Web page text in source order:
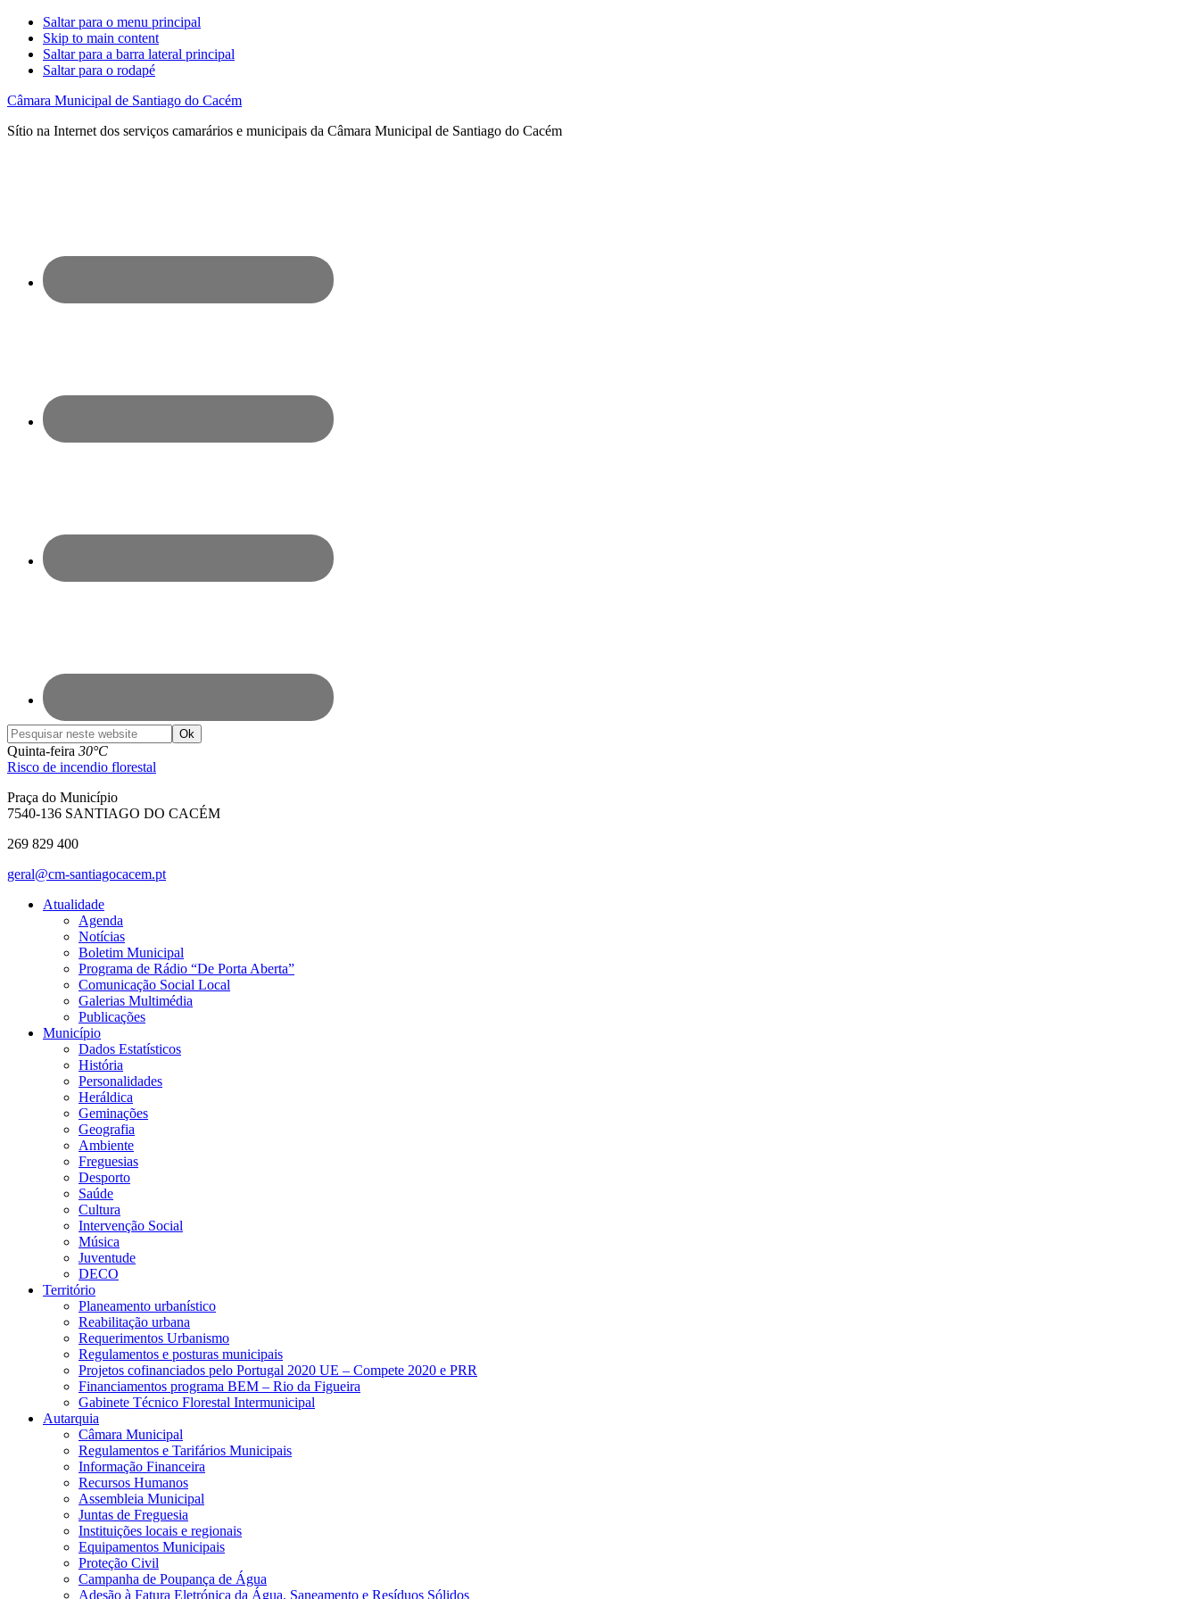
Saltar para o menu principal
Skip to main content
Saltar para a barra lateral principal
Saltar para o rodapé
Câmara Municipal de Santiago do Cacém
Sítio na Internet dos serviços camarários e municipais da Câmara Municipal de Santiago do Cacém
Pesquisar
neste
website
Quinta-feira 30°C
Risco de incendio florestal
Praça do Município
7540-136 SANTIAGO DO CACÉM
269 829 400
geral@cm-santiagocacem.pt
Atualidade
Agenda
Notícias
Boletim Municipal
Programa de Rádio “De Porta Aberta”
Comunicação Social Local
Galerias Multimédia
Publicações
Município
Dados Estatísticos
História
Personalidades
Heráldica
Geminações
Geografia
Ambiente
Freguesias
Desporto
Saúde
Cultura
Intervenção Social
Música
Juventude
DECO
Território
Planeamento urbanístico
Reabilitação urbana
Requerimentos Urbanismo
Regulamentos e posturas municipais
Projetos cofinanciados pelo Portugal 2020 UE – Compete 2020 e PRR
Financiamentos programa BEM – Rio da Figueira
Gabinete Técnico Florestal Intermunicipal
Autarquia
Câmara Municipal
Regulamentos e Tarifários Municipais
Informação Financeira
Recursos Humanos
Assembleia Municipal
Juntas de Freguesia
Instituições locais e regionais
Equipamentos Municipais
Proteção Civil
Campanha de Poupança de Água
Adesão à Fatura Eletrónica da Água, Saneamento e Resíduos Sólidos